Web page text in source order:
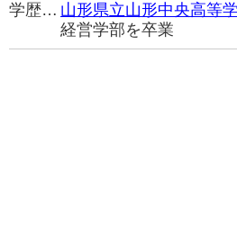
学歴… 山形県立山形中央高等
経営学部を卒業